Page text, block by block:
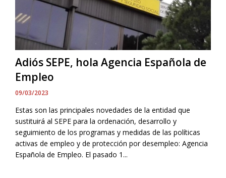
Adiós SEPE, hola Agencia Española de
Empleo
09/03/2023
Estas son las principales novedades de la entidad que
sustituirá al SEPE para la ordenación, desarrollo y
seguimiento de los programas y medidas de las políticas
activas de empleo y de protección por desempleo: Agencia
Española de Empleo. El pasado 1...